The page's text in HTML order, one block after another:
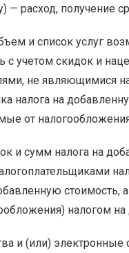
— расход, получение
и список услуг
с учетом скидок и
не
налога на
от
и сумм налога на
налогом на
и (или)